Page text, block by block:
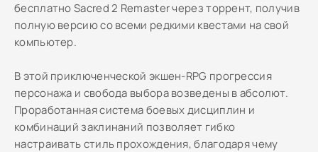
бесплатно Sacred 2 Remaster через торрент, получив
полную версию со всеми редкими квестами на свой
компьютер.
В этой приключенческой экшен-RPG прогрессия
персонажа и свобода выбора возведены в абсолют.
Проработанная система боевых дисциплин и
комбинаций заклинаний позволяет гибко
настраивать стиль прохождения, благодаря чему